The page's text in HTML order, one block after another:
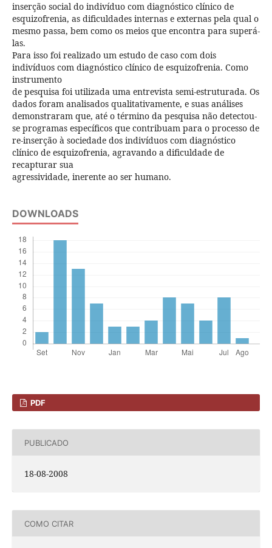
inserção social do indivíduo com diagnóstico clínico de
esquizofrenia, as dificuldades internas e externas pela qual o
mesmo passa, bem como os meios que encontra para superá-
las.
Para isso foi realizado um estudo de caso com dois
indivíduos com diagnóstico clínico de esquizofrenia. Como
instrumento
de pesquisa foi utilizada uma entrevista semi-estruturada. Os
dados foram analisados qualitativamente, e suas análises
demonstraram que, até o término da pesquisa não detectou-
se programas específicos que contribuam para o processo de
re-inserção à sociedade dos indivíduos com diagnóstico
clínico de esquizofrenia, agravando a dificuldade de
recapturar sua
agressividade, inerente ao ser humano.
DOWNLOADS
PDF
PUBLICADO
18-08-2008
COMO CITAR